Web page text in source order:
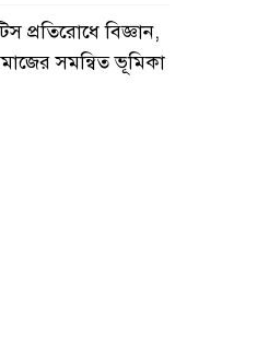
প্রতিরোধে বিজ্ঞান,
সমন্বিত ভূমিকা